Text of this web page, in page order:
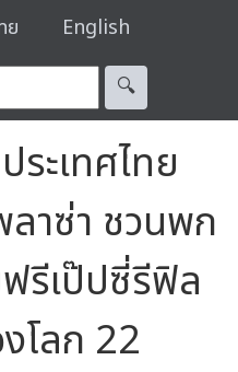
ย English
🔍︎
ระเทศไทย
าซ่า ชวนพก
รีเป๊ปซี่รีฟิล
โลก 22